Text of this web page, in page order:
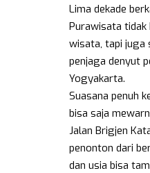
Lima dekade
Purawisata tidak
wisata, tapi juga
penjaga denyut
Yogyakarta.
Suasana penuh
bisa saja
Jalan Brigjen
penonton dari
dan usia bisa